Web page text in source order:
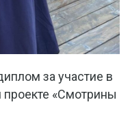
за участие в
проекте «Смотрины